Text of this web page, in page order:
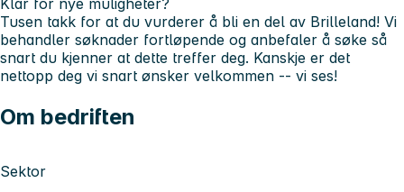
Klar for nye muligheter?
Tusen takk for at du vurderer å bli en del av Brilleland! Vi
behandler søknader fortløpende og anbefaler å søke så
snart du kjenner at dette treffer deg. Kanskje er det
nettopp deg vi snart ønsker velkommen -- vi ses!
Om bedriften
Sektor